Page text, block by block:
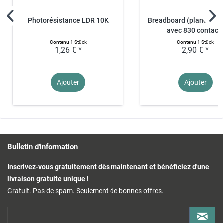
Photorésistance LDR 10K
Contenu 1 Stück
1,26 € *
Ajouter
Breadboard (planche à
avec 830
Contenu1 Stück
2,90 € *
Ajouter
Bulletin d'information
Inscrivez-vous gratuitement dès maintenant et bénéficiez d'une
livraison gratuite unique !
Gratuit. Pas de spam. Seulement de bonnes offres.